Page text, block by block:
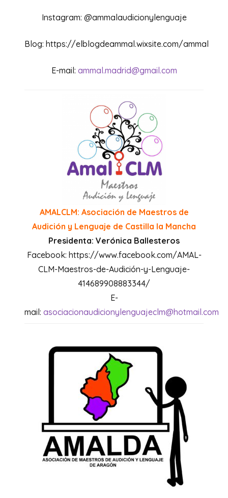
Instagram: @ammalaudicionylenguaje
Blog: https://elblogdeammal.wixsite.com/ammal
E-mail: ammal.madrid@gmail.com
AMALCLM: Asociación de Maestros de
Audición y Lenguaje de Castilla la Mancha
Presidenta: Verónica Ballesteros
Facebook: https://www.facebook.com/AMAL-
CLM-Maestros-de-Audición-y-Lenguaje-
414689908883344/
E-
mail: asociacionaudicionylenguajeclm@hotmail.com